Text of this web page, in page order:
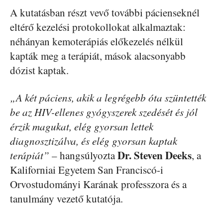
A kutatásban részt vevő további pácienseknél
eltérő kezelési protokollokat alkalmaztak:
néhányan kemoterápiás előkezelés nélkül
kapták meg a terápiát, mások alacsonyabb
dózist kaptak.
„A két páciens, akik a legrégebb óta szüntették
be az HIV-ellenes gyógyszerek szedését és jól
érzik magukat, elég gyorsan lettek
diagnosztizálva, és elég gyorsan kaptak
terápiát” – hangsúlyoztaDr. Steven Deeks, a
Kaliforniai Egyetem San Franciscó-i
Orvostudományi Karának professzora és a
tanulmány vezető kutatója.